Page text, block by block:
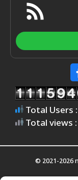
Total Users :
Total views :
© 2021-2026